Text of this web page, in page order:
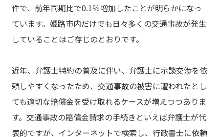
件で、前年同期比で0.1％増加したことが明らかになっ
ています。姫路市内だけでも日々多くの交通事故が発生
していることはご存じのとおりです。
近年、弁護士特約の普及に伴い、弁護士に示談交渉を依
頼しやすくなったため、交通事故の被害に遭われたとし
ても適切な賠償金を受け取れるケースが増えつつありま
す。交通事故の賠償金請求の手続きといえば弁護士が代
表的ですが、インターネットで検索し、行政書士に依頼